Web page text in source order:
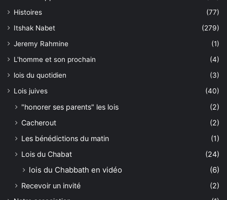
Histoires
(77)
Itshak Nabet
(279)
Jeremy Rahmine
(1)
L'homme et son prochain
(4)
lois du quotidien
(3)
Lois juives
(40)
"honorer ses parents" les lois
(2)
Cacherout
(2)
Les bénédictions du matin
(1)
Lois du Chabat
(24)
lois du Chabbath en vidéo (6)
Recevoir un invité (2)